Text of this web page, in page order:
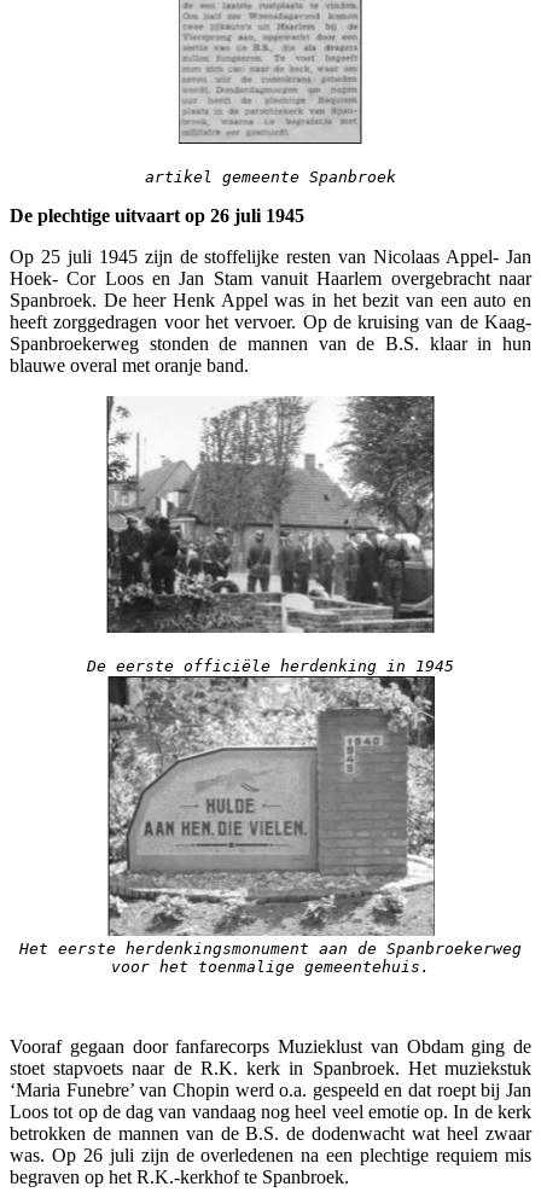
artikel gemeente Spanbroek
De plechtige uitvaart op 26 juli 1945
Op 25 juli 1945 zijn de stoffelijke resten van Nicolaas Appel- Jan
Hoek- Cor Loos en Jan Stam vanuit Haarlem overgebracht naar
Spanbroek. De heer Henk Appel was in het bezit van een auto en
heeft zorggedragen voor het vervoer. Op de kruising van de Kaag-
Spanbroekerweg stonden de mannen van de B.S. klaar in hun
blauwe overal met oranje band.
De eerste officiële herdenking in 1945
Het eerste herdenkingsmonument aan de Spanbroekerweg
voor het toenmalige gemeentehuis.
Vooraf gegaan door fanfarecorps Muzieklust van Obdam ging de
stoet stapvoets naar de R.K. kerk in Spanbroek. Het muziekstuk
‘Maria Funebre’ van Chopin werd o.a. gespeeld en dat roept bij Jan
Loos tot op de dag van vandaag nog heel veel emotie op. In de kerk
betrokken de mannen van de B.S. de dodenwacht wat heel zwaar
was. Op 26 juli zijn de overledenen na een plechtige requiem mis
begraven op het R.K.-kerkhof te Spanbroek.